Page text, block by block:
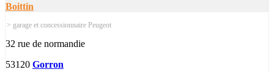
Boittin
> garage et concessionnaire Peugeot
32 rue de normandie
53120 Gorron